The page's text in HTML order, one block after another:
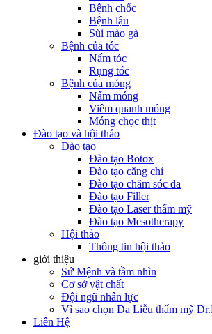
Bệnh chốc
Bệnh lậu
Sùi mào gà
Bệnh của tóc
Nấm tóc
Rụng tóc
Bệnh của móng
Nấm móng
Viêm quanh móng
Móng chọc thịt
Đào tạo và hội thảo
Đào tạo
Đào tạo Botox
Đào tạo căng chỉ
Đào tạo chăm sóc da
Đào tạo Filler
Đào tạo Laser thẩm mỹ
Đào tạo Mesotherapy
Hội thảo
Thông tin hội thảo
giới thiệu
Sứ Mệnh và tầm nhìn
Cơ sở vật chất
Đội ngũ nhân lực
Vì sao chọn Da Liễu thẩm mỹ
Liên Hệ